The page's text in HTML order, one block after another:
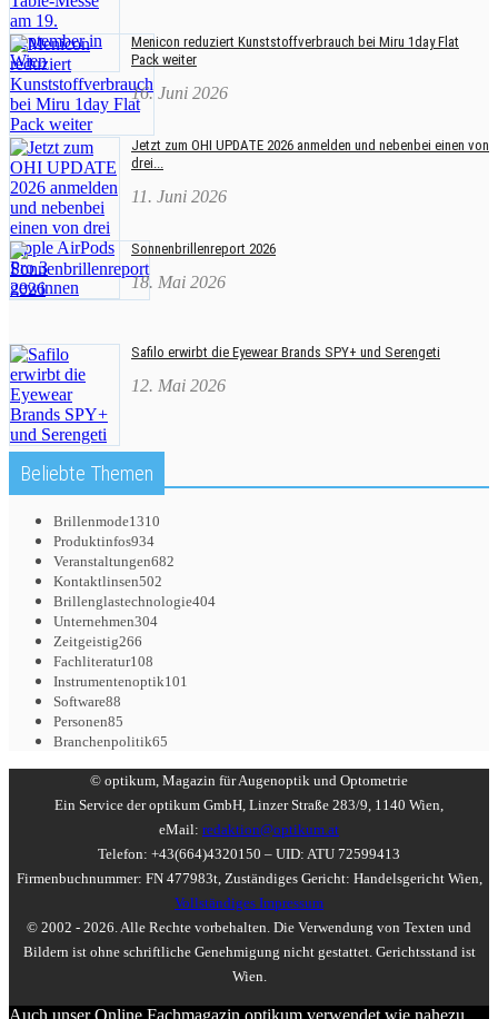
Menicon reduziert Kunststoffverbrauch bei Miru 1day Flat
Pack weiter
16. Juni 2026
Jetzt zum OHI UPDATE 2026 anmelden und nebenbei einen von
drei...
11. Juni 2026
Sonnenbrillenreport 2026
18. Mai 2026
Safilo erwirbt die Eyewear Brands SPY+ und Serengeti
12. Mai 2026
Beliebte Themen
Brillenmode1310
Produktinfos934
Veranstaltungen682
Kontaktlinsen502
Brillenglastechnologie404
Unternehmen304
Zeitgeistig266
Fachliteratur108
Instrumentenoptik101
Software88
Personen85
Branchenpolitik65
© optikum, Magazin für Augenoptik und Optometrie
Ein Service der optikum GmbH, Linzer Straße 283/9, 1140 Wien,
eMail: redaktion@optikum.at
Telefon: +43(664)4320150 – UID: ATU 72599413
Firmenbuchnummer: FN 477983t, Zuständiges Gericht: Handelsgericht Wien,
Vollständiges Impressum
© 2002 - 2026. Alle Rechte vorbehalten. Die Verwendung von Texten und
Bildern ist ohne schriftliche Genehmigung nicht gestattet. Gerichtsstand ist
Wien.
Auch unser Online Fachmagazin optikum verwendet wie nahezu